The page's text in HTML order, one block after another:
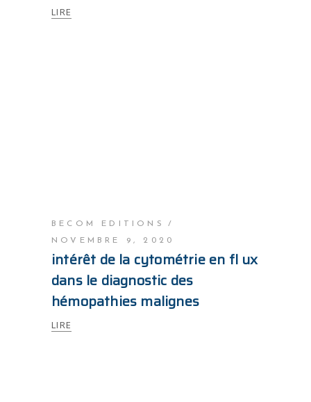
LIRE
BECOM EDITIONS
NOVEMBRE 9, 2020
intérêt de la cytométrie en fl ux
dans le diagnostic des
hémopathies malignes
LIRE